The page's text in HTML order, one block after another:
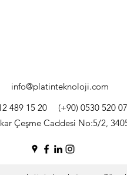
info@platinteknoloji.com
(+90) 0530 520
489 15 20
Çeşme Caddesi No:5/2,